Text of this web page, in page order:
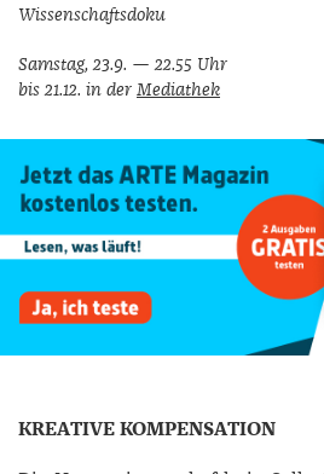
Wissenschaftsdoku
Samstag, 23.9. — 22.55 Uhr
bis 21.12. in der Mediathek
KREATIVE KOMPENSATION